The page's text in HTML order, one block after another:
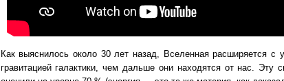
Как выяснилось около 30 лет назад, Вселенная расширяется с
гравитацией галактики, чем дальше они находятся от нас.